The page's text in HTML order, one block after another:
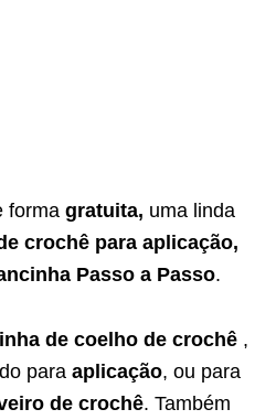
forma gratuita, uma linda
crochê para aplicação,
Passo a Passo.
de coelho de crochê,
para aplicação, ou para
de crochê. Também